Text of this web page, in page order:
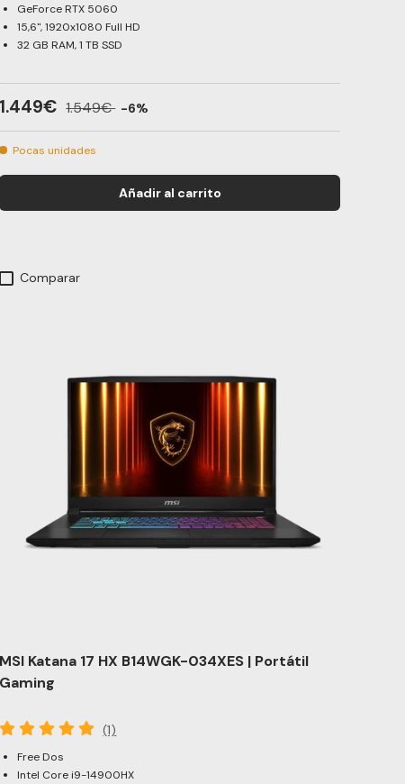
GeForce RTX 5060
15,6", 1920x1080 Full HD
32 GB RAM, 1 TB SSD
1.449€ 1.549€ -6%
Pocas unidades
Añadir al carrito
Comparar
MSI Katana 17 HX B14WGK-034XES | Portátil
Gaming
(1)
Free Dos
Intel Core i9-14900HX